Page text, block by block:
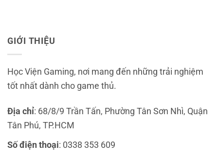
GIỚI THIỆU
Học Viện Gaming, nơi mang đến những trải nghiệm
tốt nhất dành cho game thủ.
Địa chỉ: 68/8/9 Trần Tấn, Phường Tân Sơn Nhì, Quận
Tân Phú, TP.HCM
Số điện thoại: 0338 353 609